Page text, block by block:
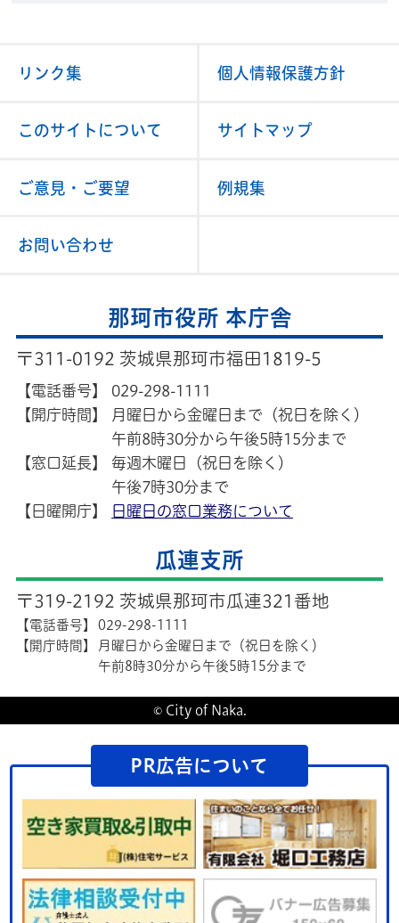
リンク集 個人情報保護方針
このサイトについて サイトマップ
ご意見・ご要望 例規集
お問い合わせ
那珂市役所 本庁舎
〒311-0192 茨城県那珂市福田1819-5
【電話番号】
029-298-1111
【開庁時間】
月曜日から金曜日まで（祝日を除く）
午前8時30分から午後5時15分まで
【窓口延長】
毎週木曜日（祝日を除く）
午後7時30分まで
【日曜開庁】
日曜日の窓口業務について
瓜連支所
〒319-2192 茨城県那珂市瓜連321番地
【電話番号】
029-298-1111
【開庁時間】
月曜日から金曜日まで（祝日を除く）
午前8時30分から午後5時15分まで
© City of Naka.
PR広告について